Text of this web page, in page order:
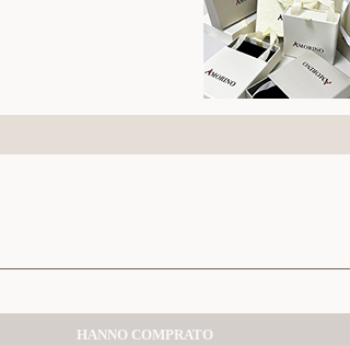
HANNO COMPRATO